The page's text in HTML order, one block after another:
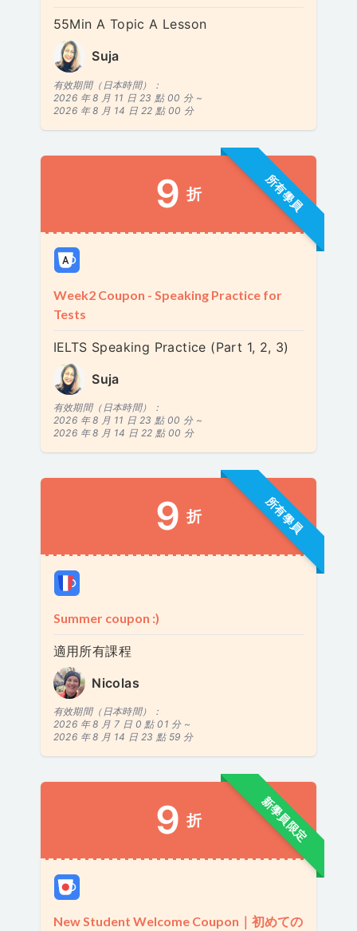
55Min A Topic A Lesson
Suja
有效期間（日本時間）：
2026 年 8 月 11 日 23 點 00 分 ~
2026 年 8 月 14 日 22 點 00 分
所有學員
9 折
Week2 Coupon - Speaking Practice for
Tests
IELTS Speaking Practice (Part 1, 2, 3)
Suja
有效期間（日本時間）：
2026 年 8 月 11 日 23 點 00 分 ~
2026 年 8 月 14 日 22 點 00 分
所有學員
9 折
Summer coupon :)
適用所有課程
Nicolas
有效期間（日本時間）：
2026 年 8 月 7 日 0 點 01 分 ~
2026 年 8 月 14 日 23 點 59 分
新學員限定
9 折
New Student Welcome Coupon｜初めての